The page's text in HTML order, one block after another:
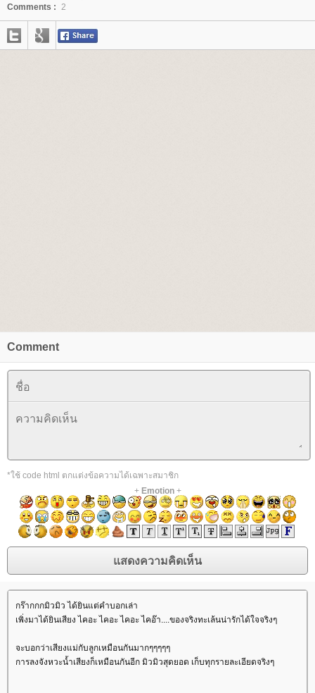
Comments : 2
Comment
*ใช้ code html ตกแต่งข้อความได้เฉพาะสมาชิก
+ Emotion+
กร๊ากกกมิวมิว ได้ยินแต่คำบอกเล่า
เพิ่งมาได้ยินเสียง ไคอะ ไคอะ ไคอะ ไคอ๊า....ของจริงทะเล้นน่ารักได้ใจจริงๆ
จะบอกว่าเสียงแม่กับลูกเหมือนกันมากๆๆๆๆๆ
การลงจังหวะน้ำเสียงก็เหมือนกันอีก มิวมิวสุดยอด เก็บทุกรายละเอียดจริงๆ